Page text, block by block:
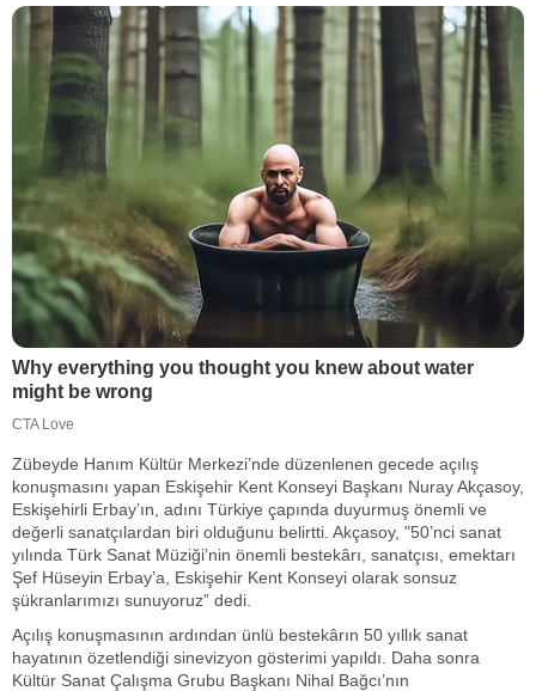
Zübeyde Hanım Kültür Merkezi’nde düzenlenen gecede açılış
konuşmasını yapan Eskişehir Kent Konseyi Başkanı Nuray Akçasoy,
Eskişehirli Erbay’ın, adını Türkiye çapında duyurmuş önemli ve
değerli sanatçılardan biri olduğunu belirtti. Akçasoy, "50’nci sanat
yılında Türk Sanat Müziği’nin önemli bestekârı, sanatçısı, emektarı
Şef Hüseyin Erbay’a, Eskişehir Kent Konseyi olarak sonsuz
şükranlarımızı sunuyoruz” dedi.
Açılış konuşmasının ardından ünlü bestekârın 50 yıllık sanat
hayatının özetlendiği sinevizyon gösterimi yapıldı. Daha sonra
Kültür Sanat Çalışma Grubu Başkanı Nihal Bağcı’nın